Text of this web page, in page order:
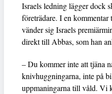
Israels ledning lägger dock
företrädare. I en kommentar
vänder sig Israels
direkt till Abbas, som han
– Du kommer inte att tjäna
knivhuggningarna, inte på
uppmaningarna till våld. Vi